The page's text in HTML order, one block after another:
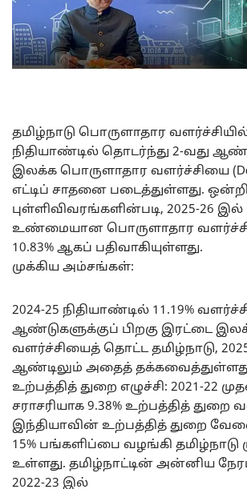
தமிழ்நாடு பொருளாதார
நிதியாண்டில் தொடர்ந்து 2-வது
இலக்க பொருளாதார வளர்ச்சியை
எட்டிப் சாதனை படைத்துள்ளது.
புள்ளிவிவரங்களின்படி, 2025-26
உண்மையான பொருளாதார வளர்ச்சி
10.83% ஆகப் பதிவாகியுள்ளது.
முக்கிய அம்சங்கள்:
2024-25 நிதியாண்டில் 11.19%
ஆண்டுகளுக்குப் பிறகு இரட்டை
வளர்ச்சியைத் தொட்ட தமிழ்நாடு,
ஆண்டிலும் அதைத்
உற்பத்தித் துறை எழுச்சி: 2021-22
சராசரியாக 9.38% உற்பத்தித் துறை
இந்தியாவின் உற்பத்தித் துறை
15% பங்களிப்பை வழங்கி தமிழ்நாடு
உள்ளது. தமிழ்நாட்டின் அன்னிய நேரடி
2022-23 இல்